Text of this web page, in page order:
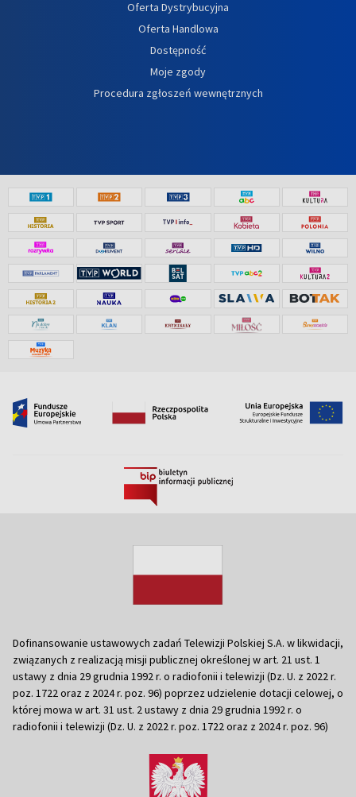
Oferta Dystrybucyjna
Oferta Handlowa
Dostępność
Moje zgody
Procedura zgłoszeń wewnętrznych
Dofinansowanie ustawowych zadań Telewizji Polskiej S.A. w likwidacji,
związanych z realizacją misji publicznej określonej w art. 21 ust. 1
ustawy z dnia 29 grudnia 1992 r. o radiofonii i telewizji (Dz. U. z 2022 r.
poz. 1722 oraz z 2024 r. poz. 96) poprzez udzielenie dotacji celowej, o
której mowa w art. 31 ust. 2 ustawy z dnia 29 grudnia 1992 r. o
radiofonii i telewizji (Dz. U. z 2022 r. poz. 1722 oraz z 2024 r. poz. 96)